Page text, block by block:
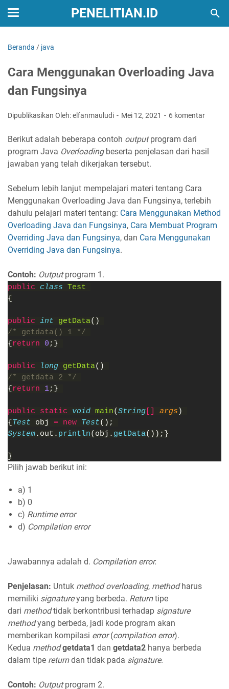
PENELITIAN.ID
Beranda / java
Cara Menggunakan Overloading Java
dan Fungsinya
Dipublikasikan Oleh: elfanmauludi Mei 12, 2021 6 komentar
Berikut adalah beberapa contoh outputprogram dari
program Java Overloading beserta penjelasan dari hasil
jawaban yang telah dikerjakan tersebut.
Sebelum lebih lanjut mempelajari materi tentang Cara
Menggunakan Overloading Java dan Fungsinya, terlebih
dahulu pelajari materi tentang: Cara Menggunakan Method
Overloading Java dan Fungsinya, Cara Membuat Program
Overriding Java dan Fungsinya, dan Cara Menggunakan
Overriding Java dan Fungsinya.
Contoh: Outputprogram 1.
public class Test
{
public int getData()
/* getdata() 1 */
{ return 0 ;}
public long getData()
/* getdata 2 */
{ return 1;}
public static void main(String args )
{ Test obj = new Test();
System.out. println(obj. getData());}
}
Pilih jawab berikut ini:
a) 1
b) 0
c) Runtime error
d) Compilation error
Jawabannya adalah d. Compilation error.
Penjelasan: Untuk method overloading, methodharus
memiliki signatureyang berbeda. Returntipe
dari methodtidak berkontribusi terhadap signature
methodyang berbeda, jadi kode program akan
memberikan kompilasi error(compilation error).
Kedua methodgetdata1 dan getdata2 hanya berbeda
dalam tipe returndan tidak pada signature.
Contoh: Outputprogram 2.